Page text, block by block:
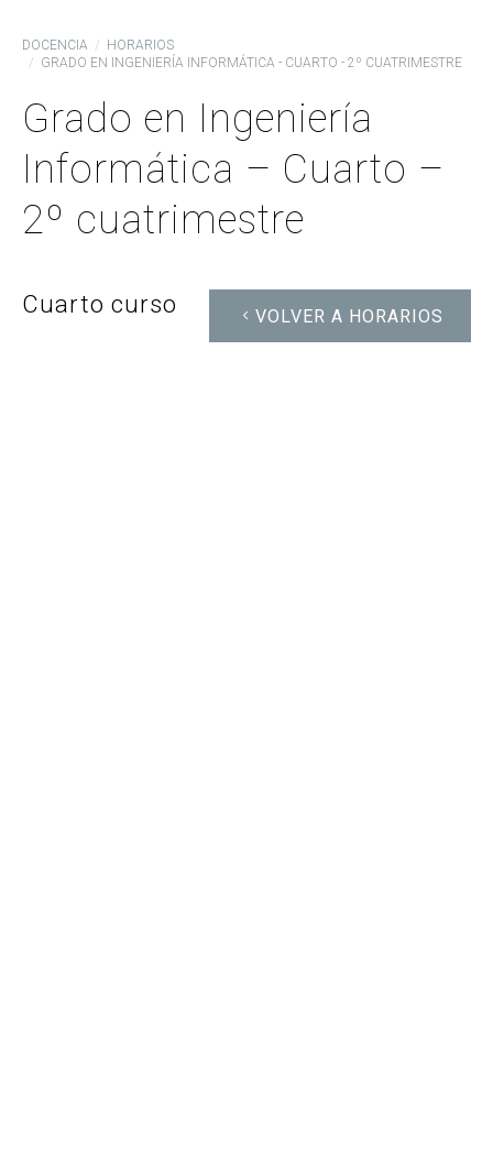
DOCENCIA
HORARIOS
GRADO EN INGENIERÍA INFORMÁTICA - CUARTO - 2º CUATRIMESTRE
Grado en Ingeniería
Informática – Cuarto –
2º cuatrimestre
VOLVER A HORARIOS
Cuarto curso